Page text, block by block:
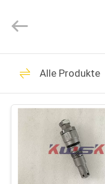
HAUS
PRODUKTE
UNS
Commerce
Rights
Teile
Alle Produkte